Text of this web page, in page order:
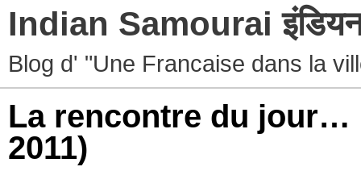
Indian Samourai इंडियन
Blog d' "Une Francaise dans la
La rencontre du jour…
2011)